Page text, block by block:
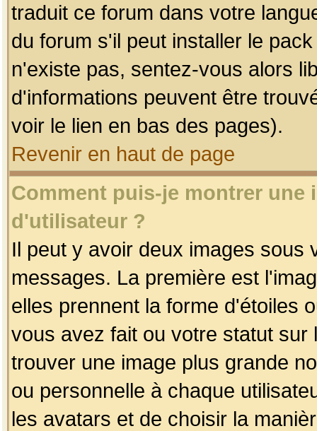
traduit ce forum dans votre
du forum s'il peut installer le
n'existe pas, sentez-vous alors
d'informations peuvent être
voir le lien en bas des pages).
Revenir en haut de page
Comment puis-je montrer une
d'utilisateur ?
Il peut y avoir deux images sous
messages. La première est
elles prennent la forme d'étoiles
vous avez fait ou votre statut
trouver une image plus grande
ou personnelle à chaque
les avatars et de choisir la